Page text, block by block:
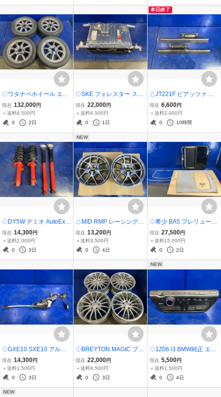
◇ワタナベホイール エイ
トスポーク RS8R 15イン
チ 5J+45 165/55/R15 75V
ナンカン NS2-R 転がしタ
現在 132,000円
＋送料6,500円
0
2日
◇SKE フォレスター スバ
ル純正 ハイブリッドバッ
テリー HV EV FCVバッテ
リー HVB コア リビルト
ク
現在 22,000円
＋送料6,500円
0
1日
本日終了
△JT221F ピアッツァ 純
正 スカッフプレート トリ
ム 内装 インパネ
現在 6,600円
＋送料2,000円
0
10時間
◇DY5W デミオ AutoExe
オートエクゼ ダウンサス
ショックアブソーバー M
DY7701 DY3W DC5W ベ
現在 14,300円
＋送料2,000円
0
3日
NEW
△MID RMP レーシング 0
25F アルミホイール 17イ
ンチ 7J ＋50 5穴 PCD100
2本セット
現在 13,200円
＋送料3,500円
0
4日
◇希少 BA5 プレリュード
後期 ホンダ純正 サンルー
フユニット 天井 ルーフト
リム サンルーフレール サ
現在 27,500円
＋送料15,000円
0
2日
◇GXE10 SXE10 アルテ
ッツァ トヨタ純正オプシ
ョン コーナーポール サイ
ドポール スイッチ付き 動
現在 14,300円
＋送料1,500円
0
3日
◇BREYTON MAGIC ブレ
イトン マジック アルミホ
イール 18インチ 8.5J+13
5穴 PCD120 4本セット E
現在 22,000円
＋送料6,500円
0
3日
NEW
◇1Z06 i3 BMW純正 エア
コン操作パネル エアコン
スイッチ 9335255-01
現在 5,500円
＋送料1,500円
0
4日
NEW